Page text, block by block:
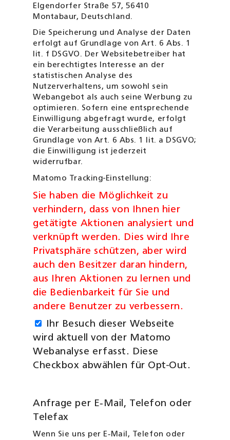
Elgendorfer Straße 57, 56410
Montabaur, Deutschland.
Die Speicherung und Analyse der Daten
erfolgt auf Grundlage von Art. 6 Abs. 1
lit. f DSGVO. Der Website­betreiber hat
ein berechtigtes Interesse an der
statistischen Analyse des
Nutzerverhaltens, um sowohl sein
Webangebot als auch seine Werbung zu
optimieren. Sofern eine entsprechende
Einwilligung abgefragt wurde, erfolgt
die Verarbeitung ausschließlich auf
Grundlage von Art. 6 Abs. 1 lit. a DSGVO;
die Einwilligung ist jederzeit
widerrufbar.
Matomo Tracking-Einstellung:
Sie haben die Möglichkeit zu
verhindern, dass von Ihnen hier
getätigte Aktionen analysiert und
verknüpft werden. Dies wird Ihre
Privatsphäre schützen, aber wird
auch den Besitzer daran hindern,
aus Ihren Aktionen zu lernen und
die Bedienbarkeit für Sie und
andere Benutzer zu verbessern.
Ihr Besuch dieser Webseite
wird aktuell von der Matomo
Webanalyse erfasst. Diese
Checkbox abwählen für Opt-Out.
Anfrage per E‑Mail, Telefon oder
Telefax
Wenn Sie uns per E‑Mail, Telefon oder